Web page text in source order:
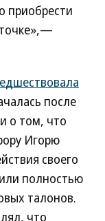
приобрести
после
о том, что
Игорю
своего
полностью
талонов.
что